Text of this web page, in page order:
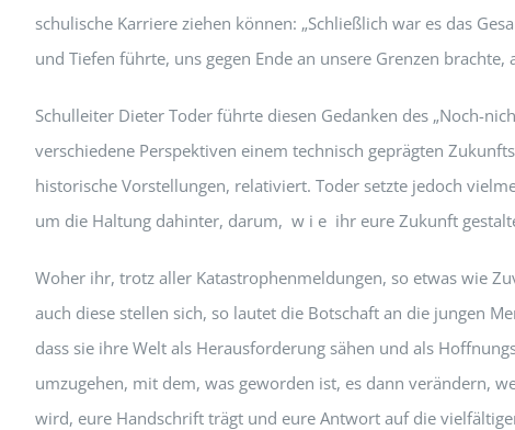
schulische Karriere ziehen können: „Schließlich war es das
und Tiefen führte, uns gegen Ende an unsere Grenzen
Schulleiter Dieter Toder führte diesen Gedanken des „Noch-
verschiedene Perspektiven einem technisch geprägten
historische Vorstellungen, relativiert. Toder setzte jedoch
um die Haltung dahinter, darum, w i e ihr eure Zukunft
Woher ihr, trotz aller Katastrophenmeldungen, so etwas wie
auch diese stellen sich, so lautet die Botschaft an die jungen
dass sie ihre Welt als Herausforderung sähen und als
umzugehen, mit dem, was geworden ist, es dann verändern,
wird, eure Handschrift trägt und eure Antwort auf die